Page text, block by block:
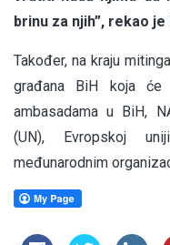
brinu za njih”, rekao je
Također, na kraju
građana BiH koja
ambasadama u BiH,
(UN), Evropskoj
međunarodnim